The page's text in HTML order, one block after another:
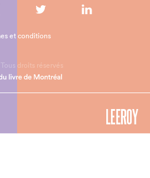
droits réservés
et conditions